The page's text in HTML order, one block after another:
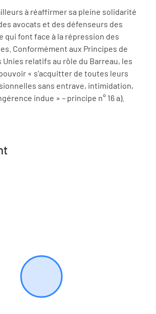
à réaffirmer sa pleine solidarité
avocats et des défenseurs des
qui font face à la répression des
Conformément aux Principes de
Unies relatifs au rôle du Barreau, les
« s’acquitter de toutes leurs
sans entrave, intimidation,
indue » – principe n° 16 a).